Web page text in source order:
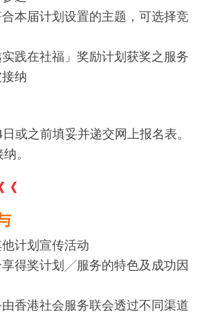
本届计划设置的主题，可选择竞
践在社福」奖励计划获奖之服务
纳
或之前填妥并递交网上报名表。
。
《
计划宣传活动
得奖计划╱服务的特色及成功因
香港社会服务联会透过不同渠道